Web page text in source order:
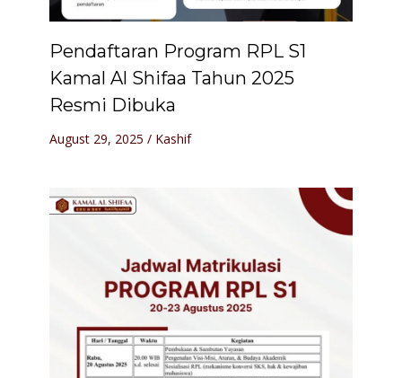
Pendaftaran Program RPL S1
Kamal Al Shifaa Tahun 2025
Resmi Dibuka
August 29, 2025 / Kashif